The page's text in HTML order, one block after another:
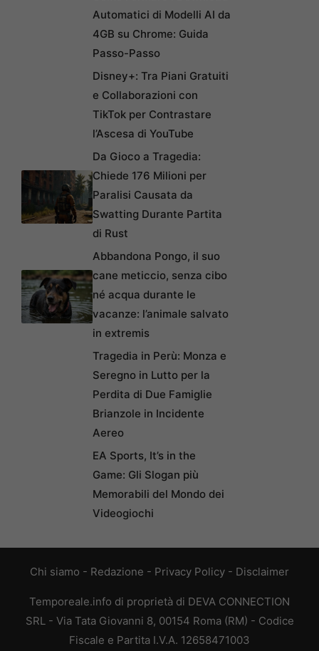
Automatici di Modelli AI da
4GB su Chrome: Guida
Passo-Passo
Disney+: Tra Piani Gratuiti
e Collaborazioni con
TikTok per Contrastare
l’Ascesa di YouTube
Da Gioco a Tragedia:
Chiede 176 Milioni per
Paralisi Causata da
Swatting Durante Partita
di Rust
Abbandona Pongo, il suo
cane meticcio, senza cibo
né acqua durante le
vacanze: l’animale salvato
in extremis
Tragedia in Perù: Monza e
Seregno in Lutto per la
Perdita di Due Famiglie
Brianzole in Incidente
Aereo
EA Sports, It’s in the
Game: Gli Slogan più
Memorabili del Mondo dei
Videogiochi
Chi siamo - Redazione - Privacy Policy - Disclaimer
Temporeale.info di proprietà di DEVA CONNECTION
SRL - Via Tata Giovanni 8, 00154 Roma (RM) - Codice
Fiscale e Partita I.V.A. 12658471003